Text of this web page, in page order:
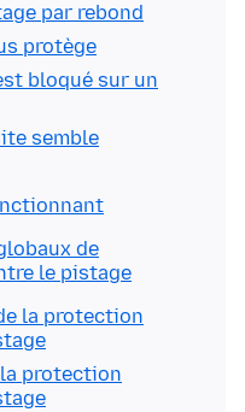
par rebond
protège
bloqué sur un
semble
de
le pistage
la protection
protection